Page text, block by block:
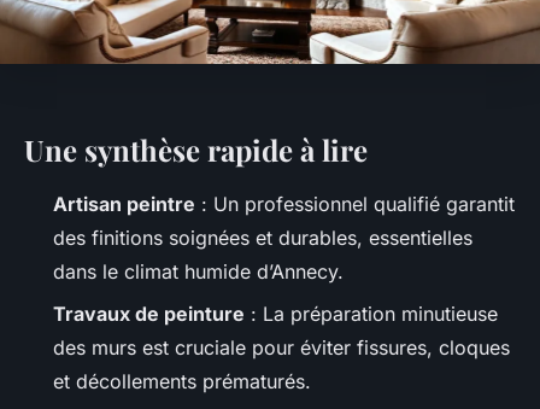
Une synthèse rapide à lire
Artisan peintre : Un professionnel qualifié garantit
des finitions soignées et durables, essentielles
dans le climat humide d’Annecy.
Travaux de peinture : La préparation minutieuse
des murs est cruciale pour éviter fissures, cloques
et décollements prématurés.